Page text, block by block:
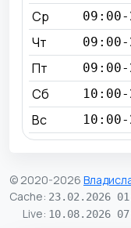
Ср
Чт
Пт
Сб
Вс
© 2020-2026
Cache: 23.02.2026
Live: 10.08.2026